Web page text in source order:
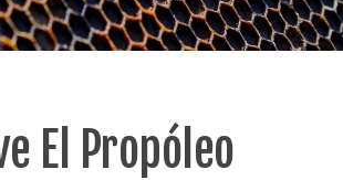
El Propóleo